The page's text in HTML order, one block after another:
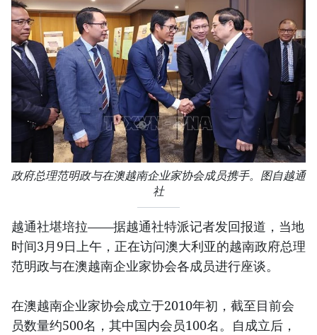
政府总理范明政与在澳越南企业家协会成员携手。图自越通
社
越通社堪培拉——据越通社特派记者发回报道，当地
时间3月9日上午，正在访问澳大利亚的越南政府总理
范明政与在澳越南企业家协会各成员进行座谈。
在澳越南企业家协会成立于2010年初，截至目前会
员数量约500名，其中国内会员100名。自成立后，